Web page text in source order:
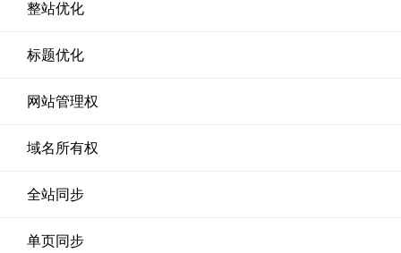
整站优化
标题优化
网站管理权
域名所有权
全站同步
单页同步